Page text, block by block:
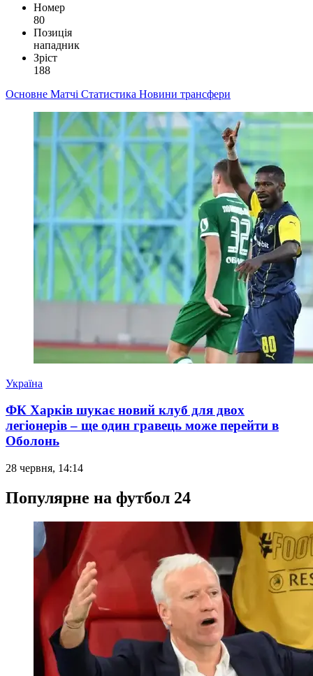
Номер
80
Позиція
нападник
Зріст
188
Основне Матчі Статистика Новини трансфери
Україна
ФК Харків шукає новий клуб для двох
легіонерів – ще один гравець може перейти в
Оболонь
28 червня, 14:14
Популярне на футбол 24